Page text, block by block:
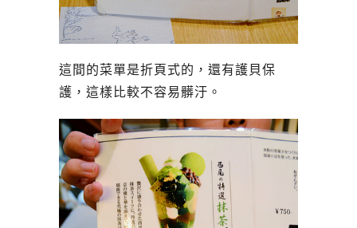
這間的菜單是折頁式的，還有護貝保
護，這樣比較不容易髒汙。